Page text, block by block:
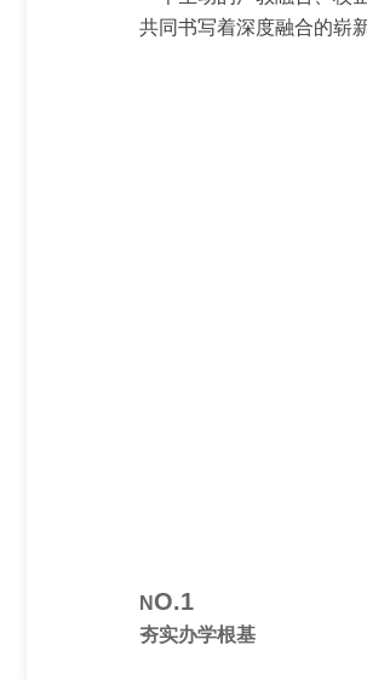
共同书写着深度融合的崭
N O.1
夯实办学根基